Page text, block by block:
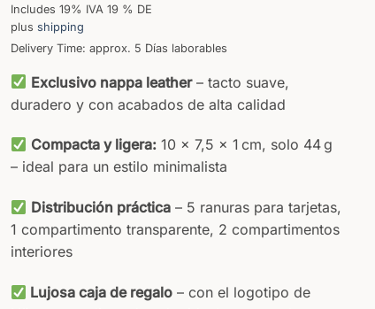
Includes 19% IVA 19 % DE
plus shipping
Delivery Time: approx. 5 Días laborables
Exclusivo nappa leather– tacto suave,
duradero y con acabados de alta calidad
Compacta y ligera: 10 × 7,5 × 1 cm, solo 44 g
– ideal para un estilo minimalista
Distribución práctica – 5 ranuras para tarjetas,
1 compartimento transparente, 2 compartimentos
interiores
Lujosa caja de regalo – con el logotipo de